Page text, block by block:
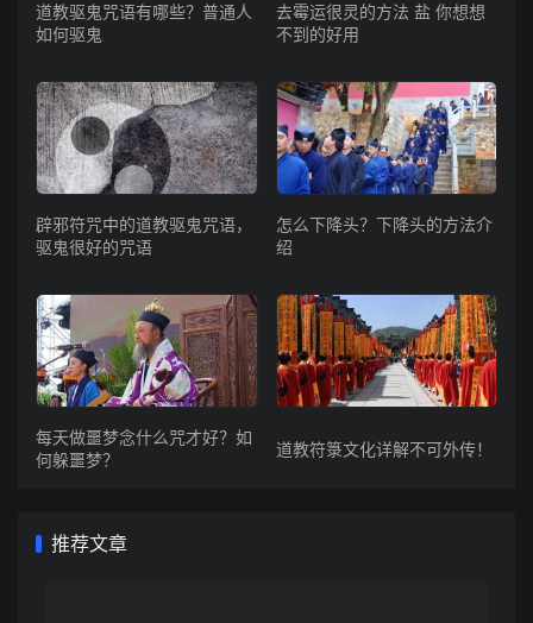
道教驱鬼咒语有哪些？普通人
如何驱鬼
去霉运很灵的方法 盐 你想想
不到的好用
辟邪符咒中的道教驱鬼咒语，
驱鬼很好的咒语
怎么下降头？下降头的方法介
绍
每天做噩梦念什么咒才好？如
何躲噩梦？
道教符箓文化详解不可外传！
推荐文章